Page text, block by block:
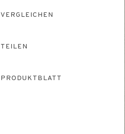
VERGLEICHEN
TEILEN
PRODUKTBLATT